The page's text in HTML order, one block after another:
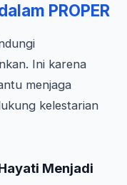
PROPER
Ini karena
menjaga
kelestarian
Menjadi